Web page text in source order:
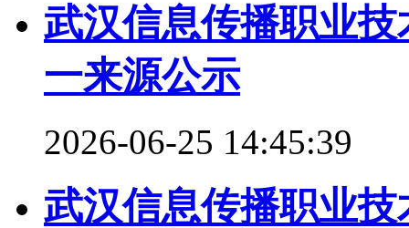
武汉信息传播职业
一来源公示
2026-06-25 14:45:39
武汉信息传播职业